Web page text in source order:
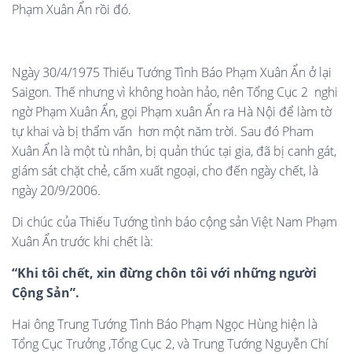
Phạm Xuân Ẩn rồi đó.
Ngày 30/4/1975 Thiếu Tướng Tình Báo Phạm Xuân Ẩn ở lại
Saigon. Thế nhưng vì không hoàn hảo, nên Tổng Cục 2 nghi
ngờ Phạm Xuân Ẩn, gọi Phạm xuân Ẩn ra Hà Nội để làm tờ
tự khai và bị thẩm vấn hơn một năm trời. Sau đó Pham
Xuân Ẩn là một tù nhân, bị quản thúc tại gia, đã bị canh gát,
giám sát chặt chẻ, cấm xuất ngoại, cho đến ngày chết, là
ngày 20/9/2006.
Di chúc của Thiếu Tướng tình báo cộng sản Việt Nam Phạm
Xuân Ẩn trước khi chết là:
“Khi tôi chết, xin đừng chôn tôi với những người
Cộng Sản”.
Hai ông Trung Tướng Tình Báo Phạm Ngọc Hùng hiện là
Tổng Cục Trưởng ,Tổng Cục 2, và Trung Tướng Nguyễn Chí